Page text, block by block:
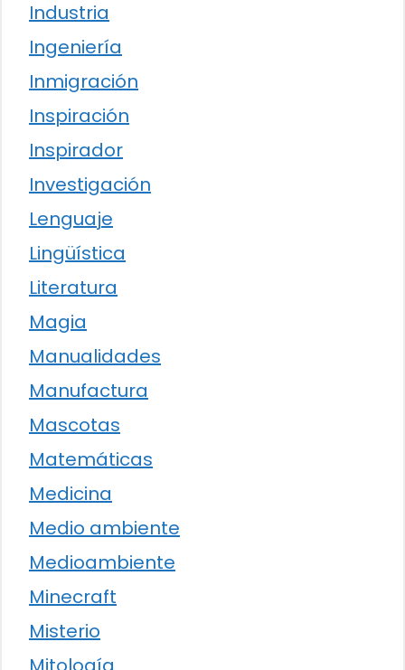
Industria
Ingeniería
Inmigración
Inspiración
Inspirador
Investigación
Lenguaje
Lingüística
Literatura
Magia
Manualidades
Manufactura
Mascotas
Matemáticas
Medicina
Medio ambiente
Medioambiente
Minecraft
Misterio